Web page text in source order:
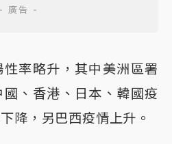
率略升，其中美洲區署
、香港、日本、韓國疫
降，另巴西疫情上升。